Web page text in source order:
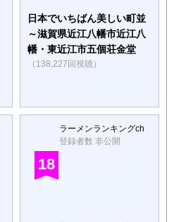
日本でいちばん美しい町並
～滋賀県近江八幡市近江八
幡・東近江市五個荘金堂
（138,227回視聴）
ラーメンランキングch
登録者数 非公開
18